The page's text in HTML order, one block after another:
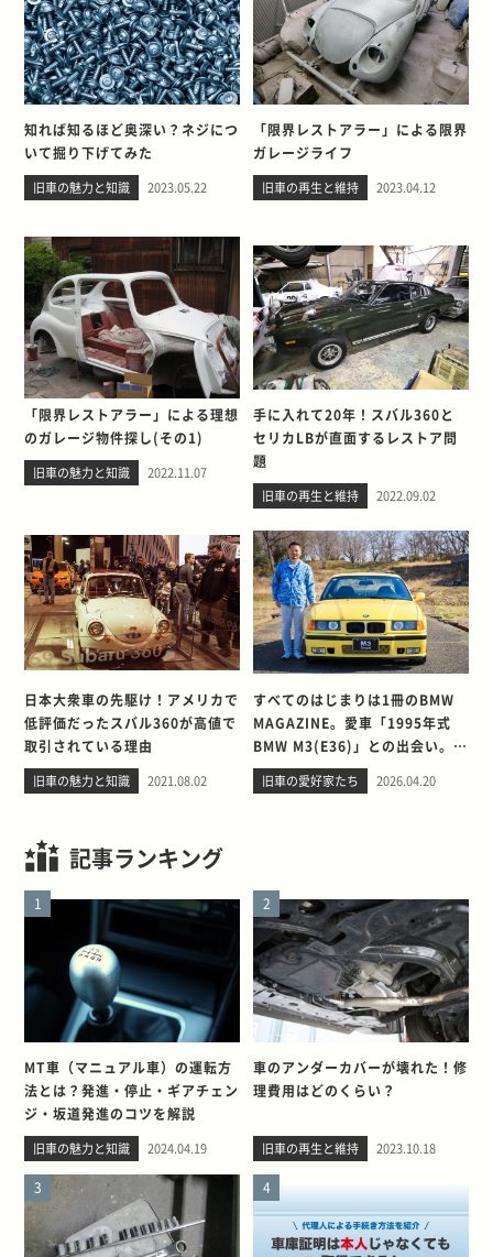
知れば知るほど奥深い？ネジにつ
いて掘り下げてみた
旧車の魅力と知識 2023.05.22
「限界レストアラー」による限界
ガレージライフ
旧車の再生と維持 2023.04.12
「限界レストアラー」による理想
のガレージ物件探し(その1)
旧車の魅力と知識 2022.11.07
手に入れて20年！スバル360と
セリカLBが直面するレストア問
題
旧車の再生と維持 2022.09.02
日本大衆車の先駆け！アメリカで
低評価だったスバル360が高値で
取引されている理由
旧車の魅力と知識 2021.08.02
すべてのはじまりは1冊のBMW
MAGAZINE。愛車「1995年式
BMW M3(E36)」との出会い。そ
して別れを考える
旧車の愛好家たち 2026.04.20
記事ランキング
1
MT車（マニュアル車）の運転方
法とは？発進・停止・ギアチェン
ジ・坂道発進のコツを解説
旧車の魅力と知識 2024.04.19
2
車のアンダーカバーが壊れた！修
理費用はどのくらい？
旧車の再生と維持 2023.10.18
3 4